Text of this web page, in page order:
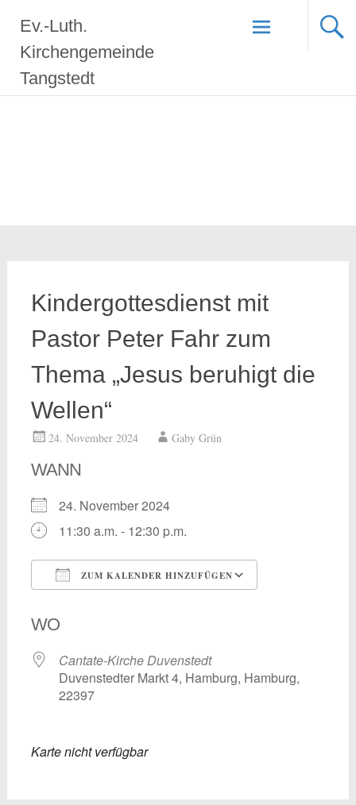
Inhalt
springen
Ev.-Luth.
Kirchengemeinde
Tangstedt
Kindergottesdienst mit
Pastor Peter Fahr zum
Thema „Jesus beruhigt die
Wellen“
24. November 2024 Gaby Grün
WANN
24. November 2024
11:30 a.m. - 12:30 p.m.
ZUM KALENDER HINZUFÜGEN
WO
Cantate-Kirche Duvenstedt
Duvenstedter Markt 4, Hamburg, Hamburg,
22397
Karte nicht verfügbar